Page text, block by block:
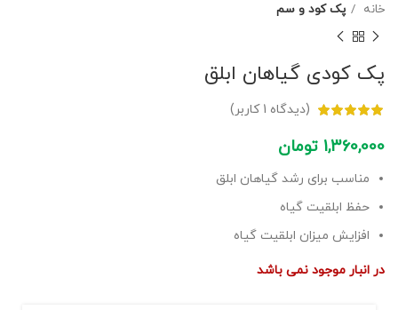
خانه پک کود و سم
پک کودی گیاهان ابلق
(دیدگاه 1 کاربر)
1,360,000 تومان
مناسب برای رشد گیاهان ابلق
حفظ ابلقیت گیاه
افزایش میزان ابلقیت گیاه
در انبار موجود نمی باشد